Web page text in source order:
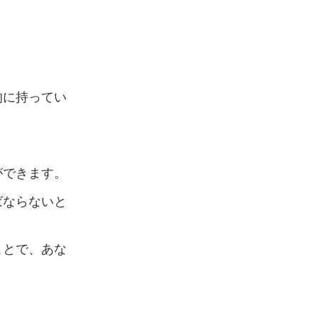
持ってい
きます。
らないと
で、あな